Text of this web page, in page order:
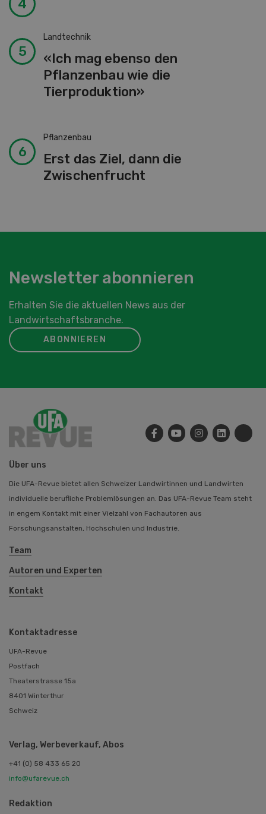
Landtechnik
«Ich mag ebenso den
Pflanzenbau wie die
Tierproduktion»
Pflanzenbau
Erst das Ziel, dann die
Zwischenfrucht
Newsletter abonnieren
Erhalten Sie die aktuellen News aus der
Landwirtschaftsbranche.
ABONNIEREN
Über uns
Die UFA-Revue bietet allen Schweizer Landwirtinnen und Landwirten
individuelle berufliche Problemlösungen an. Das UFA-Revue Team steht
in engem Kontakt mit einer Vielzahl von Fachautoren aus
Forschungsanstalten, Hochschulen und Industrie.
Team
Autoren und Experten
Kontakt
Kontaktadresse
UFA-Revue
Postfach
Theaterstrasse 15a
8401 Winterthur
Schweiz
Verlag, Werbeverkauf, Abos
+41 (0) 58 433 65 20
info@ufarevue.ch
Redaktion